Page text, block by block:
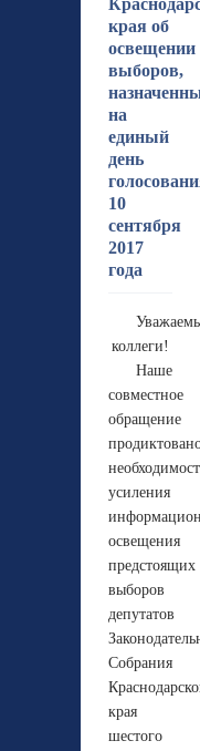
края об
освещении
выборов,
на
единый
день
10
сентября
2017
года
коллеги!
Наше
совместное
обращение
усиления
освещения
предстоящих
выборов
депутатов
Собрания
края
шестого